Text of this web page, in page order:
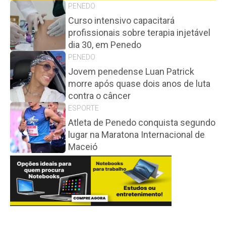
PENEDO
Curso intensivo capacitará
profissionais sobre terapia injetável
dia 30, em Penedo
PENEDO
Jovem penedense Luan Patrick
morre após quase dois anos de luta
contra o câncer
ESPORTE
Atleta de Penedo conquista segundo
lugar na Maratona Internacional de
Maceió